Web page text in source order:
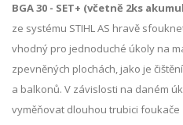
BGA 30 - SET+ (včetně 2ks
ze systému STIHL AS hravě
vhodný pro jednoduché úkoly na
zpevněných plochách, jako je
a balkonů. V závislosti na daném
vyměňovat dlouhou trubici